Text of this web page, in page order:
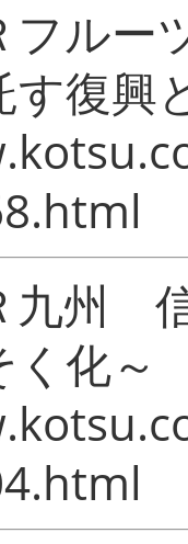
ルー
復興
州 信
化～